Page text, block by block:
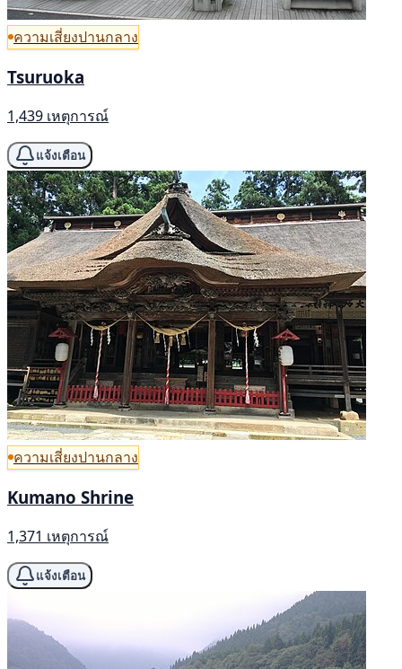
ความเสี่ยงปานกลาง
Tsuruoka
1,439 เหตุการณ์
แจ้งเตือน
ความเสี่ยงปานกลาง
Kumano Shrine
1,371 เหตุการณ์
แจ้งเตือน